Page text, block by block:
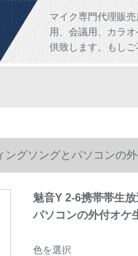
マイク専門代理販
用、会議用、カラ
供致します。もし
グソングとパソコンの
魅音Y 2-6携帯帯生
パソコンの外付オケ
色を選択